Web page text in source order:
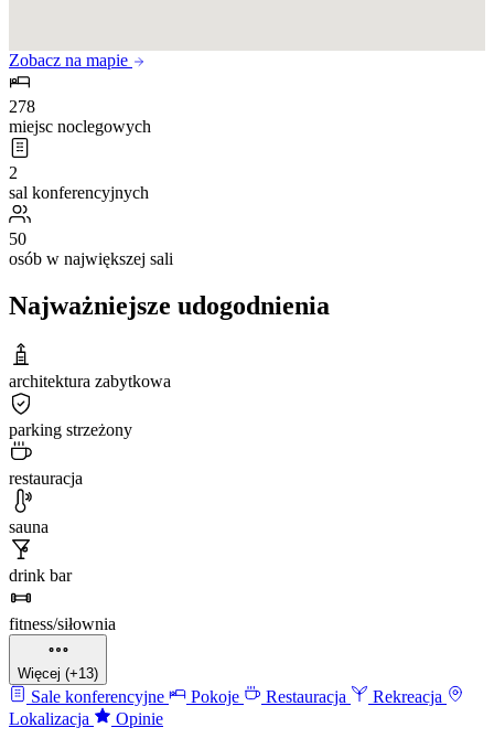
Zobacz na mapie
278
miejsc noclegowych
2
sal konferencyjnych
50
osób w największej sali
Najważniejsze udogodnienia
architektura zabytkowa
parking strzeżony
restauracja
sauna
drink bar
fitness/siłownia
Więcej (+13)
Sale konferencyjne Pokoje Restauracja
Rekreacja
Lokalizacja
Opinie